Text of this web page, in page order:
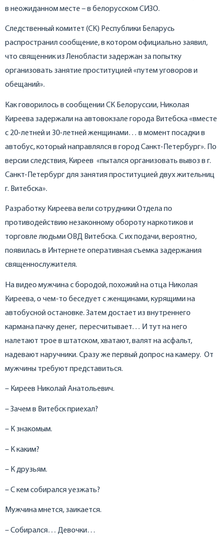
в неожиданном месте – в белорусском СИЗО.
Следственный комитет (СК) Республики Беларусь
распространил сообщение, в котором официально заявил,
что священник из Ленобласти задержан за попытку
организовать занятие проституцией «путем уговоров и
обещаний».
Как говорилось в сообщении СК Белоруссии, Николая
Киреева задержали на автовокзале города Витебска «вместе
с 20-летней и 30-летней женщинами… в момент посадки в
автобус, который направлялся в город Санкт-Петербург». По
версии следствия, Киреев «пытался организовать вывоз в г.
Санкт-Петербург для занятия проституцией двух жительниц
г. Витебска».
Разработку Киреева вели сотрудники Отдела по
противодействию незаконному обороту наркотиков и
торговле людьми ОВД Витебска. С их подачи, вероятно,
появилась в Интернете оперативная съемка задержания
священнослужителя.
На видео мужчина с бородой, похожий на отца Николая
Киреева, о чем-то беседует с женщинами, курящими на
автобусной остановке. Затем достает из внутреннего
кармана пачку денег, пересчитывает… И тут на него
налетают трое в штатском, хватают, валят на асфальт,
надевают наручники. Сразу же первый допрос на камеру. От
мужчины требуют представиться.
– Киреев Николай Анатольевич.
– Зачем в Витебск приехал?
– К знакомым.
– К каким?
– К друзьям.
– С кем собирался уезжать?
Мужчина мнется, заикается.
– Собирался… Девочки…